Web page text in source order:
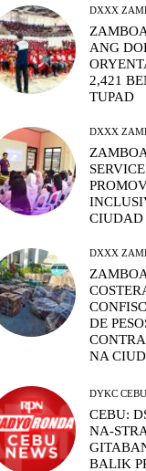
DXXX
ANG
2,421
TUPAD
DXXX
CIUDAD
DXXX
DE
NA
DYKC
CEBU:
NA-
BALIK